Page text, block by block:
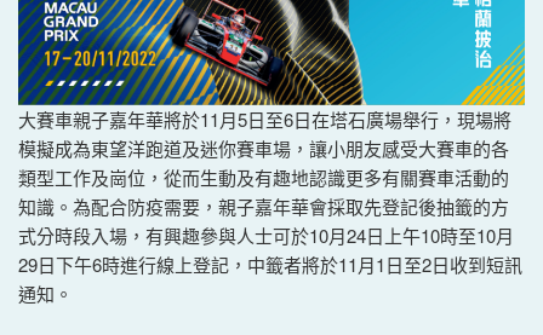
大賽車親子嘉年華將於11月5日至6日在塔石廣場舉行，現場將
模擬成為東望洋跑道及迷你賽車場，讓小朋友感受大賽車的各
類型工作及崗位，從而生動及有趣地認識更多有關賽車活動的
知識。為配合防疫需要，親子嘉年華會採取先登記後抽籤的方
式分時段入場，有興趣參與人士可於10月24日上午10時至10月
29日下午6時進行線上登記，中籤者將於11月1日至2日收到短訊
通知。